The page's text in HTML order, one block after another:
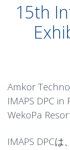
15th
Amkor
IMAPS DPC
WekoPa
IMAPS DPC